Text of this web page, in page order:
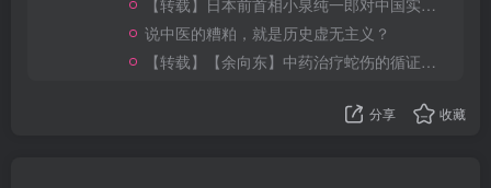
说中医的糟粕，就是历史虚无主义？
【转载】【余向东】中药治疗蛇伤的循证证据
分享 收藏